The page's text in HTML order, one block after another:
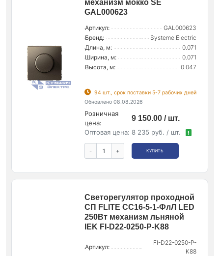
механизм мокко SE
GAL000623
Артикул:
GAL000623
Бренд:
Systeme Electric
Длина, м:
0.071
Ширина, м:
0.071
Высота, м:
0.047
94 шт., срок поставки 5-7 рабочих дней
Обновлено 08.08.2026
Розничная
цена:
9 150.00 / шт.
Оптовая цена: 8 235 руб. / шт. !
- + КУПИТЬ
Светорегулятор проходной
СП FLITE СС16-5-1-ФлЛ LED
250Вт механизм льняной
IEK FI-D22-0250-P-K88
Артикул:
FI-D22-0250-P-
K88